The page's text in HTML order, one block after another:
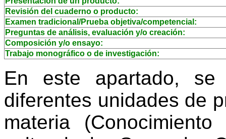
Revisión del cuaderno o producto:
Examen tradicional/Prueba objetiva/competencial:
Preguntas de análisis, evaluación y/o creación:
Composición y/o ensayo:
Trabajo monográfico o de investigación:
En este apartado, se
diferentes unidades de
materia